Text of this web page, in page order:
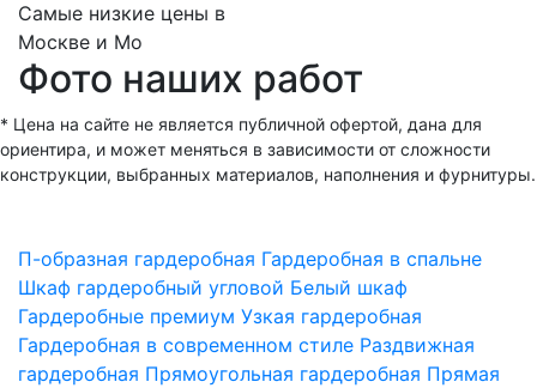
Самые низкие цены в
Москве и Мо
Фото наших работ
* Цена на сайте не является публичной офертой, дана для
ориентира, и может меняться в зависимости от сложности
конструкции, выбранных материалов, наполнения и фурнитуры.
П-образная гардеробная Гардеробная в спальне
Шкаф гардеробный угловой Белый шкаф
Гардеробные премиум Узкая гардеробная
Гардеробная в современном стиле Раздвижная
гардеробная Прямоугольная гардеробная Прямая